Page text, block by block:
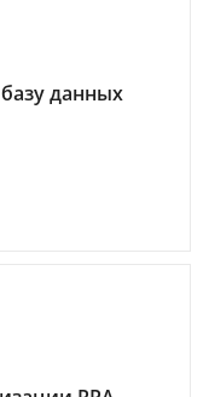
данных